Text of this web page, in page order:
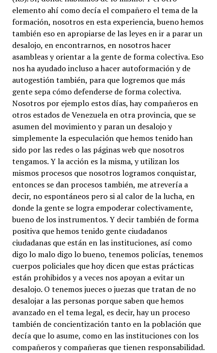
elemento ahí como decía el compañero el tema de la
formación, nosotros en esta experiencia, bueno hemos
también eso en apropiarse de las leyes en ir a parar un
desalojo, en encontrarnos, en nosotros hacer
asambleas y orientar a la gente de forma colectiva. Eso
nos ha ayudado incluso a hacer autoformación y de
autogestión también, para que logremos que más
gente sepa cómo defenderse de forma colectiva.
Nosotros por ejemplo estos días, hay compañeros en
otros estados de Venezuela en otra provincia, que se
asumen del movimiento y paran un desalojo y
simplemente la especulación que hemos tenido han
sido por las redes o las páginas web que nosotros
tengamos. Y la acción es la misma, y utilizan los
mismos procesos que nosotros logramos conquistar,
entonces se dan procesos también, me atrevería a
decir, no espontáneos pero si al calor de la lucha, en
donde la gente se logra empoderar colectivamente,
bueno de los instrumentos. Y decir también de forma
positiva que hemos tenido gente ciudadanos
ciudadanas que están en las instituciones, así como
digo lo malo digo lo bueno, tenemos policías, tenemos
cuerpos policiales que hoy dicen que estas prácticas
están prohibidos y a veces nos apoyan a evitar un
desalojo. O tenemos jueces o juezas que tratan de no
desalojar a las personas porque saben que hemos
avanzado en el tema legal, es decir, hay un proceso
también de concientización tanto en la población que
decía que lo asume, como en las instituciones con los
compañeros y compañeras que tienen responsabilidad.